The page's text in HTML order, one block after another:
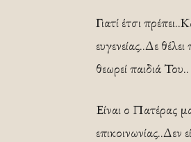
Γιατί έτσι
ευγενείας..Δε
θεωρεί παιδιά Του..
Είναι ο Πατέρας
επικοινωνίας..Δεν